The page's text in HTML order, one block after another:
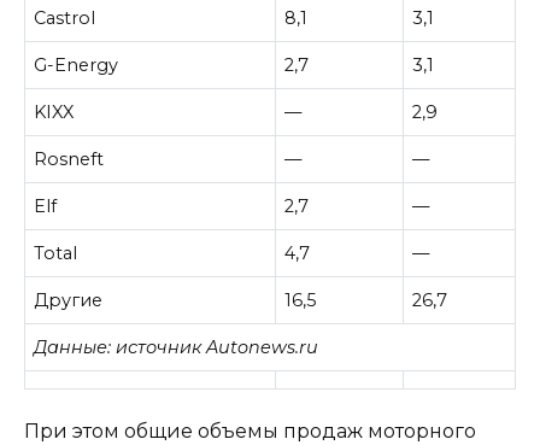
Castrol 8,1 3,1
G-Energy 2,7 3,1
KIXX — 2,9
Rosneft — —
Elf 2,7 —
Total 4,7 —
Другие 16,5 26,7
Данные: источник Autonews.ru
При этом общие объемы продаж моторного